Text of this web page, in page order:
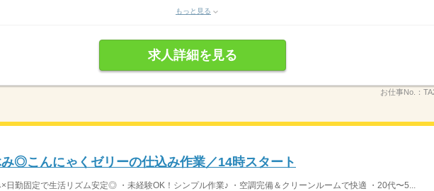
もっと見る
求人詳細を見る
お仕事No.：
◎こんにゃくゼリーの仕込み作業／14時スタート
×日勤固定で生活リズム安定◎ ・未経験OK！シンプル作業♪ ・空調完備＆クリーンルームで快適 ・20代〜5...